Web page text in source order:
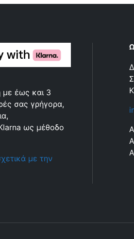
έως και 3
σας γρήγορα,
ως μέθοδο
με την